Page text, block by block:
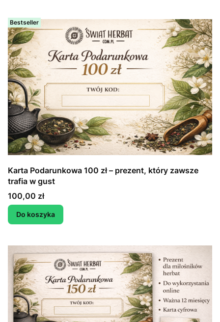
Bestseller
Karta Podarunkowa 100 zł – prezent, który zawsze
trafia w gust
Cena
100,00 zł
Do koszyka